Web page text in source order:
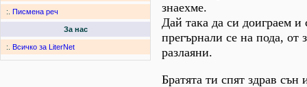
:. Писмена реч
За нас
:. Всичко за LiterNet
знаехме.
Дай така да си доиграем и
прегърнали се на пода, от
разлаяни.
Братята ти спят здрав